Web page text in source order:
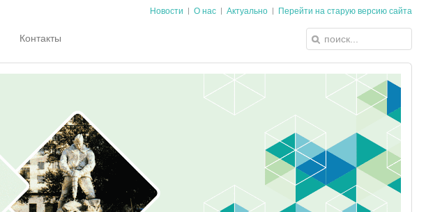
Новости О нас Актуально Перейти на старую версию сайта
Контакты